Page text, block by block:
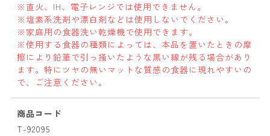
※直火、IH、電子レンジでは使用できません。
※塩素系洗剤や漂白剤などは使用しないでください。
※家庭用の食器洗い乾燥機で使用できます。
※使用する食器の種類によっては、本品を置いたときの摩
擦により鉛筆で引っ掻いたような黒い線が残る場合があり
ます。特にツヤの無いマットな質感の食器に現れやすいの
で、ご注意ください。
商品コード
T-92095